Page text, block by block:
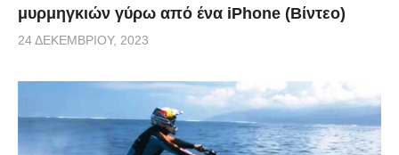
μυρμηγκιών γύρω από ένα iPhone (Βίντεο)
24 ΔΕΚΕΜΒΡΊΟΥ, 2023